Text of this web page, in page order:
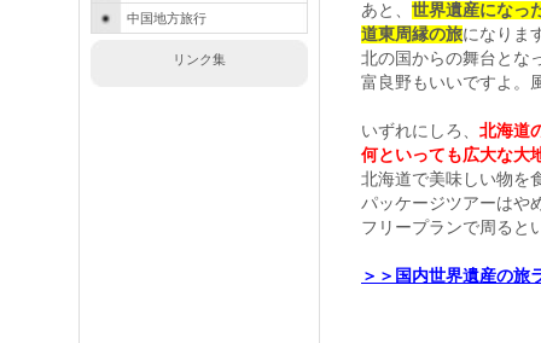
中国地方旅行
リンク集
あと、 世界遺産になっ
道東周縁の旅になりま
北の国からの舞台とな
富良野もいいですよ。
いずれにしろ、 北海道
何といっても広大な大
北海道で美味しい物を
パッケージツアーはや
フリープランで周ると
＞＞国内世界遺産の旅